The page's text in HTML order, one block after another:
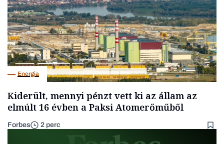
Energia
Kiderült, mennyi pénzt vett ki az állam az
elmúlt 16 évben a Paksi Atomerőműből
Forbes 2 perc